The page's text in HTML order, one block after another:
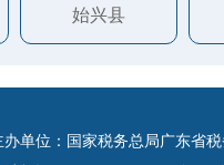
始兴县
办单位：国家税务总局广东省